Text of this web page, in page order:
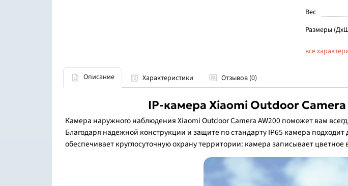
Вес
Размеры
все
Описание Характеристики Отзывов (0)
IP-камера Xiaomi Outdoor
Камера наружного наблюдения Xiaomi Outdoor Camera AW200 поможет вам
Благодаря надежной конструкции и защите по стандарту IP65 камера
обеспечивает круглосуточную охрану территории: камера записывает